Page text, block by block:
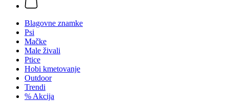
Blagovne znamke
Psi
Mačke
Male živali
Ptice
Hobi kmetovanje
Outdoor
Trendi
% Akcija